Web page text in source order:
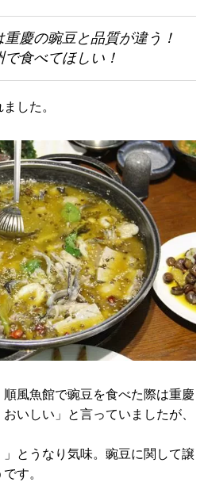
慶の豌豆と品質が違う！
食べてほしい！
した。
風魚館で豌豆を食べた際は重慶
いしい」と言っていましたが、
とうなり気味。豌豆に関して譲
す。